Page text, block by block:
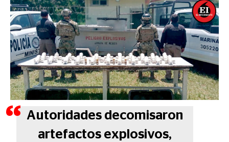
Autoridades decomisaron
artefactos explosivos,